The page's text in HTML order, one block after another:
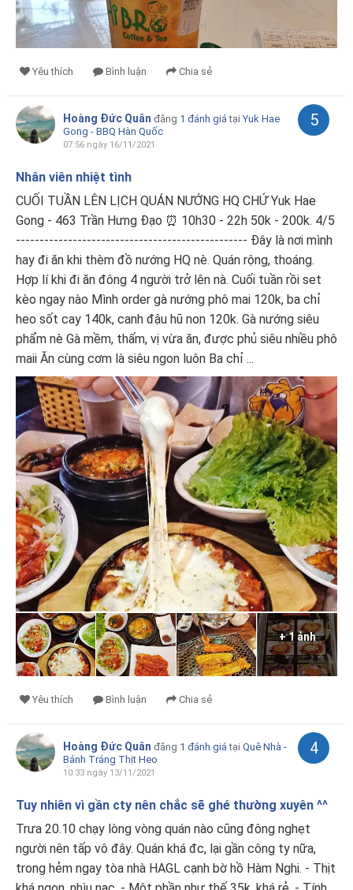
Yêu thích Bình luận Chia sẻ
Hoàng Đức Quân đăng 1 đánh giá tại Yuk Hae
Gong - BBQ Hàn Quốc
07:56 ngày 16/11/2021
5
Nhân viên nhiệt tình
CUỐI TUẦN LÊN LỊCH QUÁN NƯỚNG HQ CHỨ Yuk Hae
Gong - 463 Trần Hưng Đạo ⏰ 10h30 - 22h 50k - 200k. 4/5
------------------------------------------------- Đây là nơi mình
hay đi ăn khi thèm đồ nướng HQ nè. Quán rộng, thoáng.
Hợp lí khi đi ăn đông 4 người trở lên nà. Cuối tuần rồi set
kèo ngay nào Mình order gà nướng phô mai 120k, ba chỉ
heo sốt cay 140k, canh đậu hũ non 120k. Gà nướng siêu
phẩm nè Gà mềm, thấm, vị vừa ăn, được phủ siêu nhiều phô
maii Ăn cùng cơm là siêu ngon luôn Ba chỉ ...
+ 1 ảnh
Yêu thích Bình luận Chia sẻ
Hoàng Đức Quân đăng 1 đánh giá tại Quê Nhà -
Bánh Tráng Thịt Heo
10:33 ngày 13/11/2021
4
Tuy nhiên vì gần cty nên chắc sẽ ghé thường xuyên ^^
Trưa 20.10 chạy lòng vòng quán nào cũng đông nghẹt
người nên tấp vô đây. Quán khá đc, lại gần công ty nữa,
trong hẻm ngay tòa nhà HAGL cạnh bờ hồ Hàm Nghi. - Thịt